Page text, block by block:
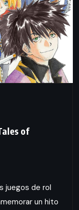
of
juegos de rol
un hito